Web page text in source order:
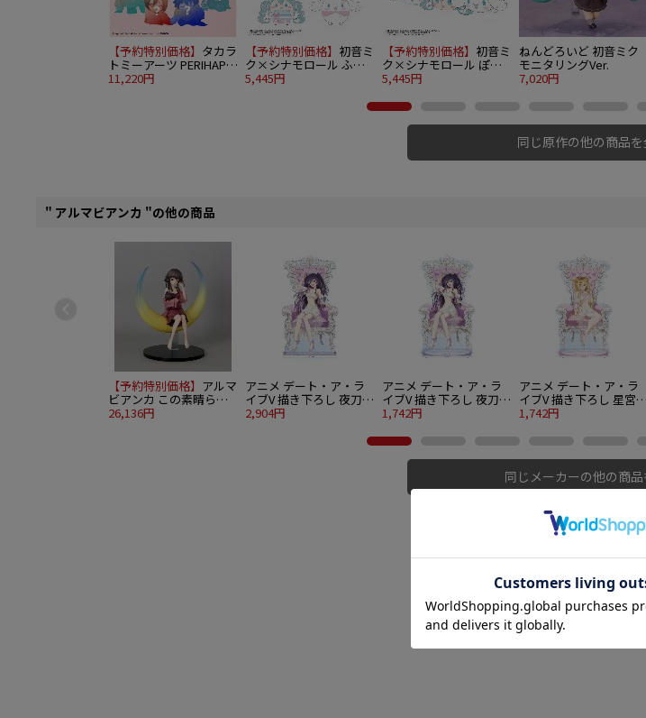
【予約特別価格】 タカラ
トミーアーツ PERIHAPI!
おきがえちゅう ピアプ
11,220円
【予約特別価格】 初音ミ
ク×シナモロール ふわ
ころりん4 6個入り1BOX
5,445円
【予約特別価格】 初音ミ
ク×シナモロール ぽて
コロマスコット4 6個入
5,445円
ねんどろいど 初音ミク
モニタリングVer.
7,020円
同じ原作の他の商品
" アルマビアンカ "の他の商品
【予約特別価格】 アルマ
ビアンカ この素晴らし
い世界に爆焔を！ 1/7 め
26,136円
アニメ デート・ア・ラ
イブV 描き下ろし 夜刀神
十香 プリンセス玉座ver.
2,904円
アニメ デート・ア・ラ
イブV 描き下ろし 夜刀神
十香 プリンセス玉座ver.
1,742円
アニメ デート・ア・ラ
イブV 描き下ろし 星宮六
喰 プリンセス玉座ver.
1,742円
同じメーカーの他の商